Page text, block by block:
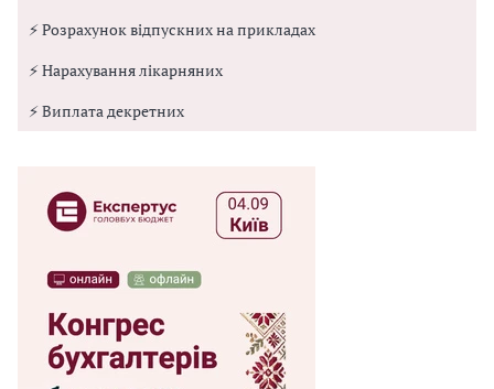
⚡ Розрахунок відпускних на прикладах
⚡ Нарахування лікарняних
⚡ Виплата декретних